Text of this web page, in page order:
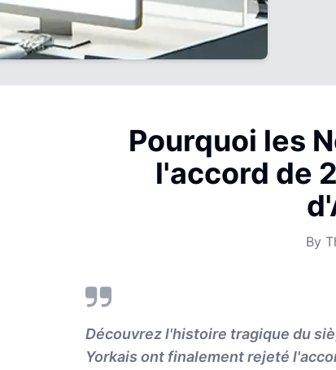
Pourquoi les
l'accord de
By
Découvrez l'histoire tragique du
Yorkais ont finalement rejeté